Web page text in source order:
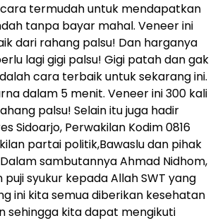
termudah untuk mendapatkan
tanpa bayar mahal. Veneer ini
dari rahang palsu! Dan harganya
lagi gigi palsu! Gigi patah dan gak
cara terbaik untuk sekarang ini.
dalam 5 menit. Veneer ini 300 kali
palsu! Selain itu juga hadir
Sidoarjo, Perwakilan Kodim 0816
partai politik,Bawaslu dan pihak
sambutannya Ahmad Nidhom,
syukur kepada Allah SWT yang
ini kita semua diberikan kesehatan
sehingga kita dapat mengikuti